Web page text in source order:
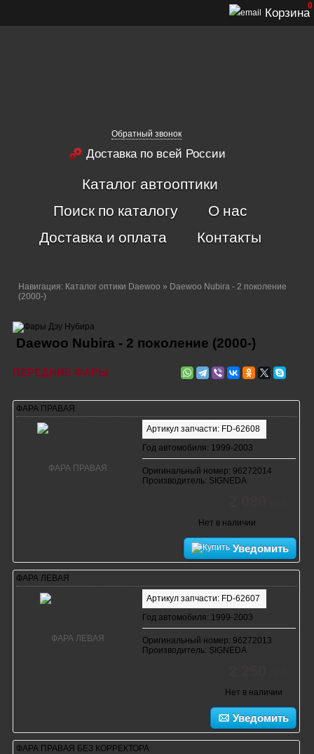
Обратный звонок
Доставка по всей России
Корзина
0
Каталог автооптики
Поиск по каталогу
О нас
Доставка и оплата
Контакты
Навигация: Каталог оптики Daewoo » Daewoo Nubira - 2 поколение
(2000-)
Daewoo Nubira - 2 поколение (2000-)
ПЕРЕДНИЕ ФАРЫ
ФАРА ПРАВАЯ
Артикул запчасти: FD-62608
Год автомобиля: 1999-2003
Оригинальный номер: 96272014
Производитель: SIGNEDA
Нет в наличии
Уведомить
ФАРА ЛЕВАЯ
Артикул запчасти: FD-62607
Год автомобиля: 1999-2003
Оригинальный номер: 96272013
Производитель: SIGNEDA
Нет в наличии
Уведомить
ФАРА ПРАВАЯ БЕЗ КОРРЕКТОРА